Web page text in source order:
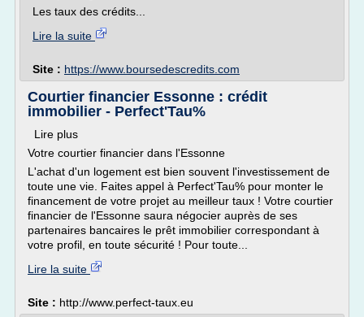
Les taux des crédits...
Lire la suite
Site : https://www.boursedescredits.com
Courtier financier Essonne : crédit
immobilier - Perfect'Tau%
Lire plus
Votre courtier financier dans l'Essonne
L'achat d'un logement est bien souvent l'investissement de
toute une vie. Faites appel à Perfect'Tau% pour monter le
financement de votre projet au meilleur taux ! Votre courtier
financier de l'Essonne saura négocier auprès de ses
partenaires bancaires le prêt immobilier correspondant à
votre profil, en toute sécurité ! Pour toute...
Lire la suite
Site : http://www.perfect-taux.eu